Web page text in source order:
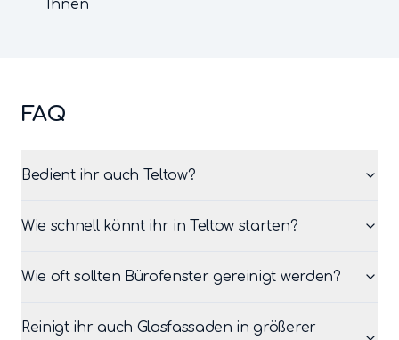
Ihnen
FAQ
Bedient ihr auch Teltow?
Wie schnell könnt ihr in Teltow starten?
Wie oft sollten Bürofenster gereinigt werden?
Reinigt ihr auch Glasfassaden in größerer